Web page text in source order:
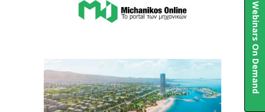
Webinars On Demand